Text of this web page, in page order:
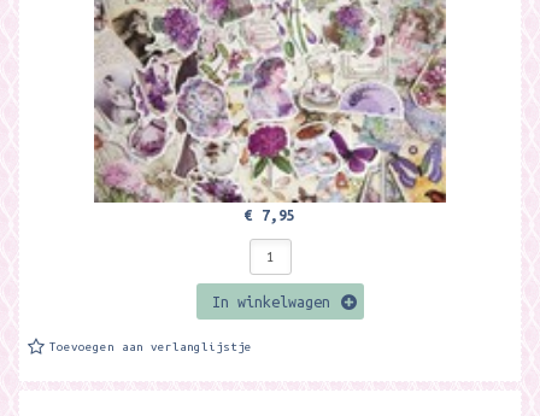
€ 7,95
In winkelwagen
Toevoegen aan verlanglijstje